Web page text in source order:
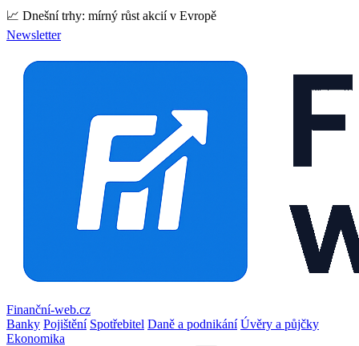
📈 Dnešní trhy: mírný růst akcií v Evropě
Newsletter
Finanční-web.cz
Banky Pojištění Spotřebitel Daně a podnikání Úvěry a půjčky
Ekonomika